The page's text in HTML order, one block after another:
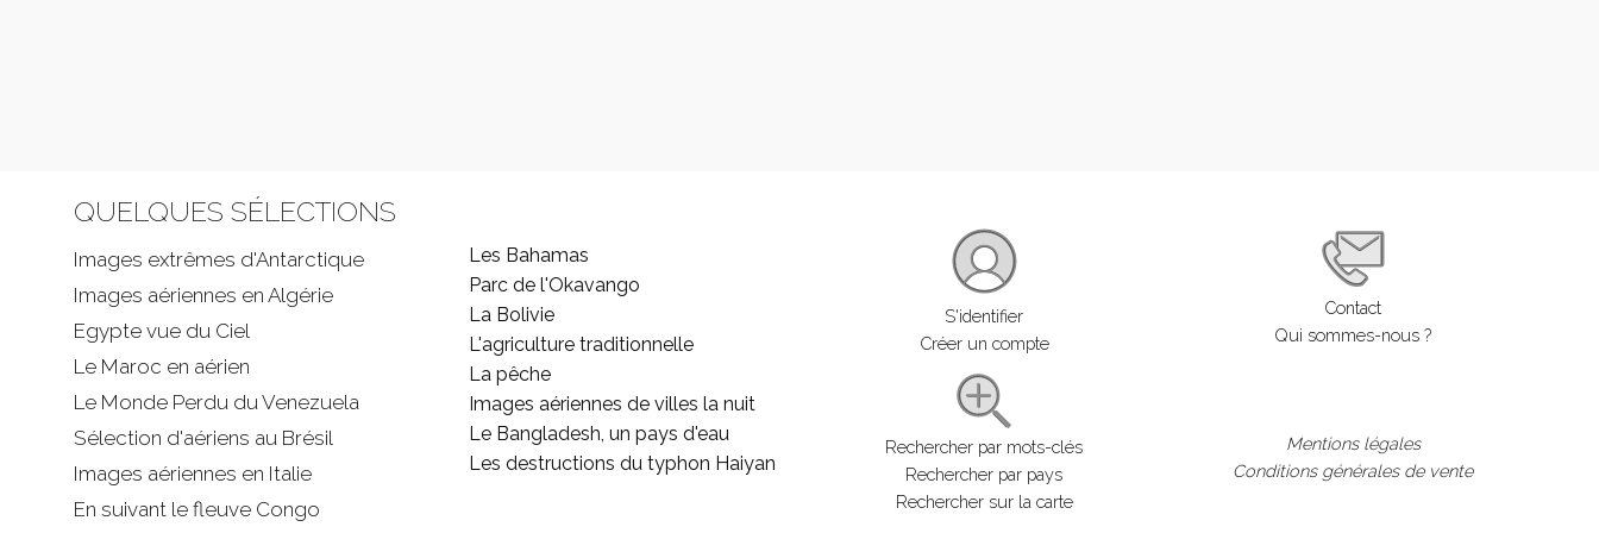
QUELQUES SÉLECTIONS
Images extrêmes d'Antarctique
Images aériennes en Algérie
Egypte vue du Ciel
Le Maroc en aérien
Le Monde Perdu du Venezuela
Sélection d'aériens au Brésil
Images aériennes en Italie
En suivant le fleuve Congo
Les Bahamas
Parc de l'Okavango
La Bolivie
L'agriculture traditionnelle
La pêche
Images aériennes de villes la nuit
Le Bangladesh, un pays d'eau
Les destructions du typhon Haiyan
S'identifier
Créer un compte
Rechercher par mots-clés
Rechercher par pays
Rechercher sur la carte
Contact
Qui sommes-nous ?
Mentions légales
Conditions générales de vente